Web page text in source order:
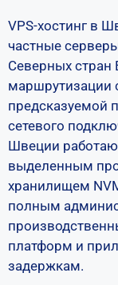
VPS-хостинг в
частные
Северных стран
маршрутизации
предсказуемой
сетевого
Швеции
выделенным
хранилищем
полным
платформ и
задержкам.